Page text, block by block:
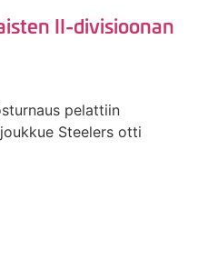
II-divisioonan
pelattiin
Steelers otti